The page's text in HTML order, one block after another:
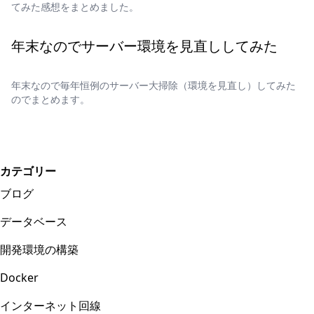
てみた感想をまとめました。
年末なのでサーバー環境を見直ししてみた
年末なので毎年恒例のサーバー大掃除（環境を見直し）してみた
のでまとめます。
カテゴリー
ブログ
データベース
開発環境の構築
Docker
インターネット回線